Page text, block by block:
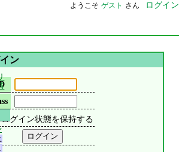
ようこそ ゲスト さん ログイン
ン
ログイン状態を保持する